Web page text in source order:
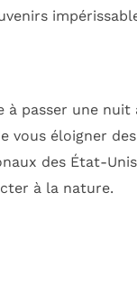
à passer une
vous éloigner
des État-
à la nature.